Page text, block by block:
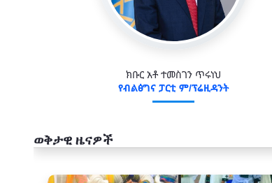
ክቡር አቶ ተመስገን ጥሩነህ
የብልፅግና ፓርቲ ም/ፕሬዚዳንት
ወቅታዊ ዜናዎች